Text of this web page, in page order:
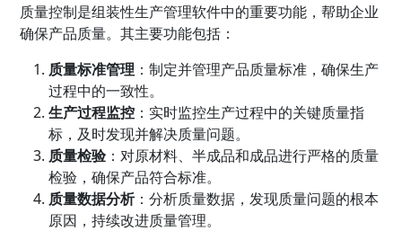
质量控制是组装性生产管理软件中的重要功能，帮助企业
确保产品质量。其主要功能包括：
质量标准管理 ：制定并管理产品质量标准，确保生产
过程中的一致性。
生产过程监控 ：实时监控生产过程中的关键质量指
标，及时发现并解决质量问题。
质量检验：对原材料、半成品和成品进行严格的质量
检验，确保产品符合标准。
质量数据分析：分析质量数据，发现质量问题的根本
原因，持续改进质量管理。